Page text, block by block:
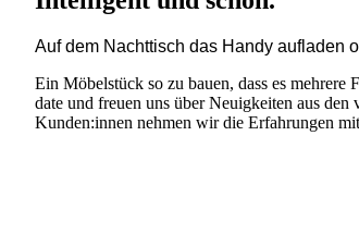
Auf dem Nachttisch das Handy aufladen
Ein Möbelstück so zu bauen, dass es
date und freuen uns über Neuigkeiten aus
Kunden:innen nehmen wir die Erfahrungen